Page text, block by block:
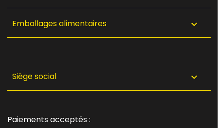
Emballages alimentaires 
Siège social 
Paiements acceptés :